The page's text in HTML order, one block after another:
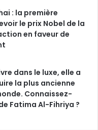
: la première
le prix Nobel de la
en faveur de
dans le luxe, elle a
la plus ancienne
Connaissez-
Fatima Al-Fihriya ?